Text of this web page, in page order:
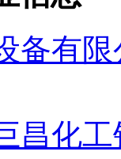
备有限
昌化